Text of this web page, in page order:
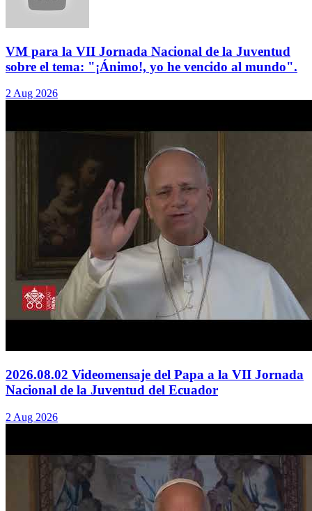
VM para la VII Jornada Nacional de la Juventud
sobre el tema: "¡Ánimo!, yo he vencido al mundo".
2 Aug 2026
2026.08.02 Videomensaje del Papa a la VII Jornada
Nacional de la Juventud del Ecuador
2 Aug 2026